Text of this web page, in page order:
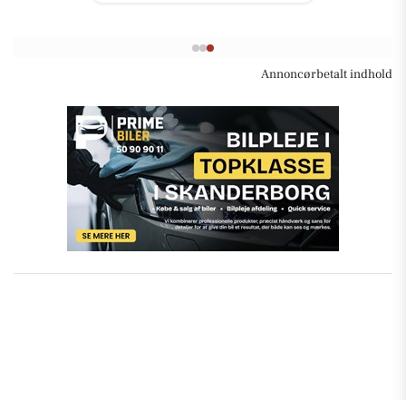
Annoncørbetalt indhold